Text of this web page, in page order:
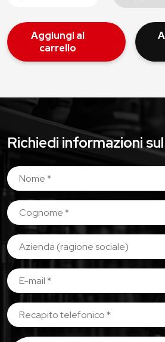
Aggiungi al
carrello
Richiedi informazioni